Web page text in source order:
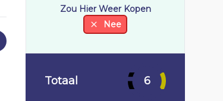
Zou Hier Weer Kopen
Nee
Totaal 6